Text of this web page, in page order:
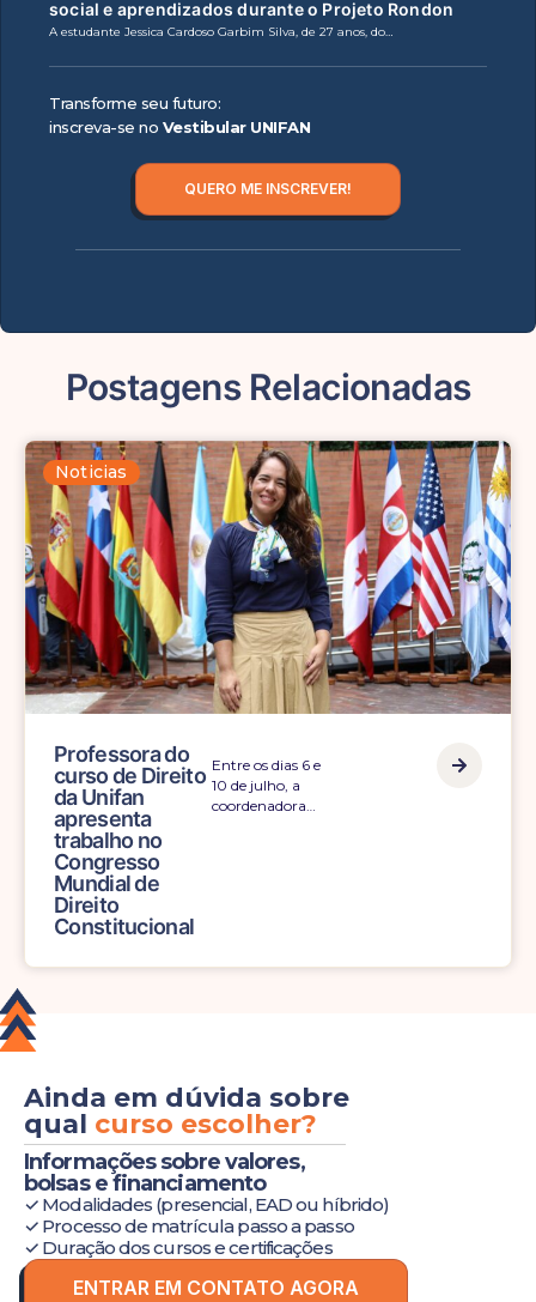
social e aprendizados durante o Projeto Rondon
A estudante Jessica Cardoso Garbim Silva, de 27 anos, do…
Transforme seu futuro:
inscreva-se no Vestibular UNIFAN
QUERO ME INSCREVER!
Postagens Relacionadas
Noticias
Professora do
curso de Direito
da Unifan
apresenta
trabalho no
Congresso
Mundial de
Direito
Constitucional
Entre os dias 6 e
10 de julho, a
coordenadora…
Ainda em dúvida sobre
qual curso escolher?
Informações sobre valores,
bolsas e financiamento
✓ Modalidades (presencial, EAD ou híbrido)
✓ Processo de matrícula passo a passo
✓ Duração dos cursos e certificações
ENTRAR EM CONTATO AGORA